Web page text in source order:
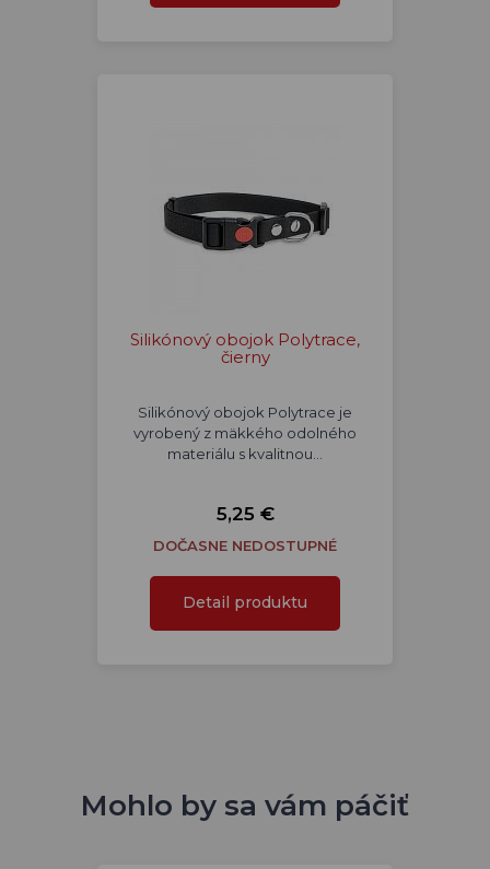
Silikónový obojok Polytrace,
čierny
Silikónový obojok Polytrace je
vyrobený z mäkkého odolného
materiálu s kvalitnou…
5,25 €
DOČASNE NEDOSTUPNÉ
Detail produktu
Mohlo by sa vám páčiť